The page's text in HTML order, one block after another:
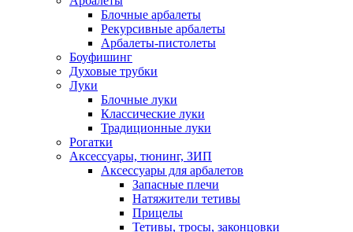
Блочные арбалеты
Рекурсивные арбалеты
Арбалеты-пистолеты
Боуфишинг
Духовые трубки
Луки
Блочные луки
Классические луки
Традиционные луки
Рогатки
Аксессуары, тюнинг, ЗИП
Аксессуары для арбалетов
Запасные плечи
Натяжители тетивы
Прицелы
Тетивы, тросы, законцовки